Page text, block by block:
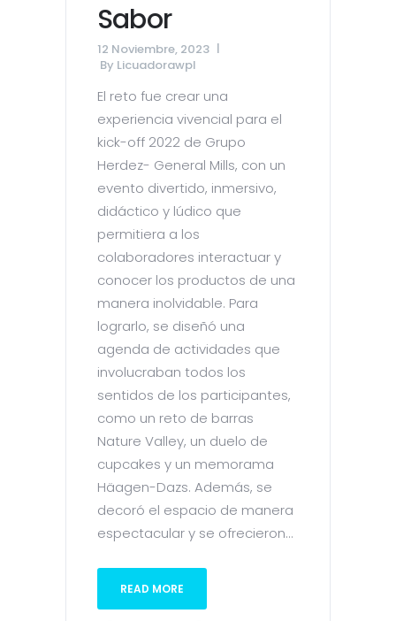
Sabor
12 Noviembre, 2023
By Licuadorawpl
El reto fue crear una
experiencia vivencial para el
kick-off 2022 de Grupo
Herdez- General Mills, con un
evento divertido, inmersivo,
didáctico y lúdico que
permitiera a los
colaboradores interactuar y
conocer los productos de una
manera inolvidable. Para
lograrlo, se diseñó una
agenda de actividades que
involucraban todos los
sentidos de los participantes,
como un reto de barras
Nature Valley, un duelo de
cupcakes y un memorama
Häagen-Dazs. Además, se
decoró el espacio de manera
espectacular y se ofrecieron...
READ MORE